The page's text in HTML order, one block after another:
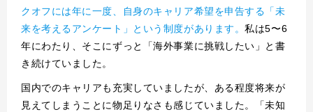
クオフには年に一度、自身のキャリア希望を申告する「未
来を考えるアンケート」という制度があります。私は5〜6
年にわたり、そこにずっと「海外事業に挑戦したい」と書
き続けていました。
国内でのキャリアも充実していましたが、ある程度将来が
見えてしまうことに物足りなさも感じていました。「未知